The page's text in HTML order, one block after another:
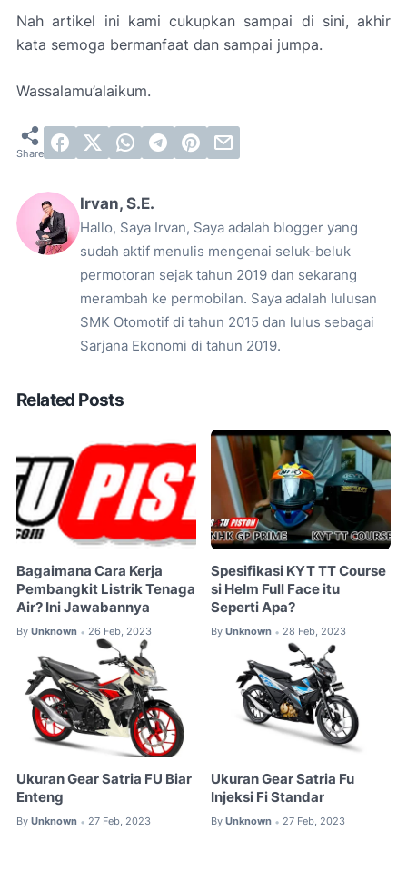
Nah artikel ini kami cukupkan sampai di sini, akhir
kata semoga bermanfaat dan sampai jumpa.
Wassalamu’alaikum.
Irvan, S.E.
Hallo, Saya Irvan, Saya adalah blogger yang
sudah aktif menulis mengenai seluk-beluk
permotoran sejak tahun 2019 dan sekarang
merambah ke permobilan. Saya adalah lulusan
SMK Otomotif di tahun 2015 dan lulus sebagai
Sarjana Ekonomi di tahun 2019.
Related Posts
Bagaimana Cara Kerja
Pembangkit Listrik Tenaga
Air? Ini Jawabannya
By Unknown • 26 Feb, 2023
Spesifikasi KYT TT Course
si Helm Full Face itu
Seperti Apa?
By Unknown • 28 Feb, 2023
Ukuran Gear Satria FU Biar
Enteng
By Unknown • 27 Feb, 2023
Ukuran Gear Satria Fu
Injeksi Fi Standar
By Unknown • 27 Feb, 2023